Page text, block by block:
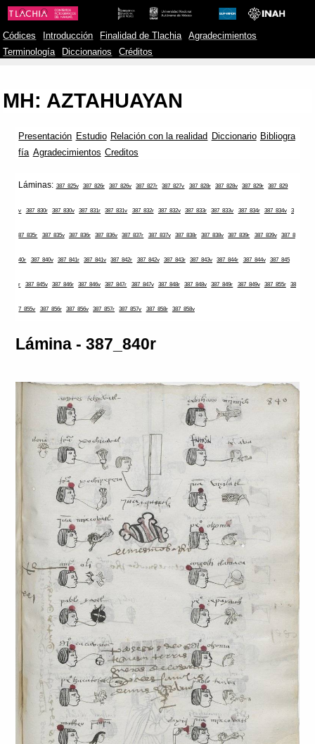
Códices Introducción Finalidad de Tlachia
Agradecimientos
Terminología
Diccionarios Créditos
MH: AZTAHUAYAN
Presentación Estudio Relación con la realidad Diccionario Bibliogra
fía Agradecimientos Creditos
Láminas: 387_825v 387_826r 387_826v 387_827r 387_827v 387_828r 387_828v 387_829r 387_829
v 387_830r 387_830v 387_831r 387_831v 387_832r 387_832v 387_833r 387_833v 387_834r 387_834v 3
87_835r 387_835v 387_836r 387_836v 387_837r 387_837v 387_838r 387_838v 387_839r 387_839v 387_8
40r 387_840v 387_841r 387_841v 387_842r 387_842v 387_843r 387_843v 387_844r 387_844v 387_845
r 387_845v 387_846r 387_846v 387_847r 387_847v 387_848r 387_848v 387_849r 387_849v 387_855r 38
7_855v 387_856r 387_856v 387_857r 387_857v 387_858r 387_858v
Lámina - 387_840r